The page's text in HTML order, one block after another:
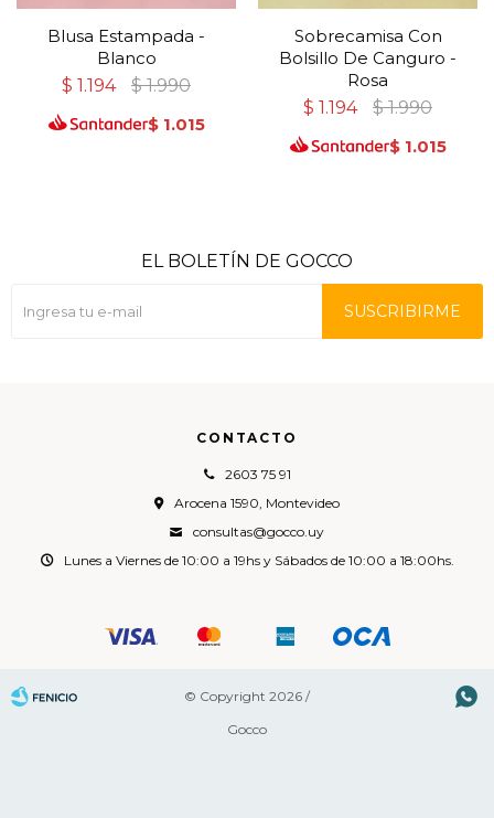
Blusa Estampada -
Blanco
$ 1.194 $ 1.990
$ 1.015
Sobrecamisa Con
Bolsillo De Canguro -
Rosa
$ 1.194 $ 1.990
$ 1.015
CONTACTO
2603 75 91
Arocena 1590, Montevideo
consultas@gocco.uy
Lunes a Viernes de 10:00 a 19hs y Sábados de 10:00 a 18:00hs.
EL BOLETÍN DE GOCCO
SUSCRIBIRME
© Copyright 2026 /
Gocco
